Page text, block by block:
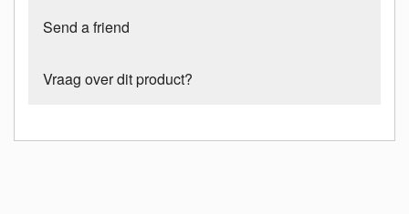
Send a friend
Vraag over dit product?